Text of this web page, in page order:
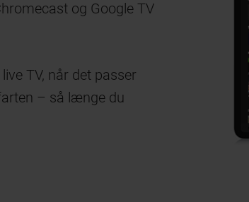
og Google TV
TV, når det passer
– så længe du